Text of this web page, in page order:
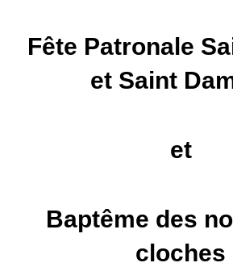
Fête Patronale
et Saint
et
Baptême des
cloches